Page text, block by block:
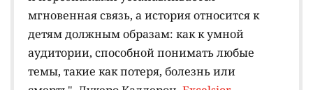
мгновенная связь, а история относится к
детям должным образам: как к умной
аудитории, способной понимать любые
темы, такие как потеря, болезнь или